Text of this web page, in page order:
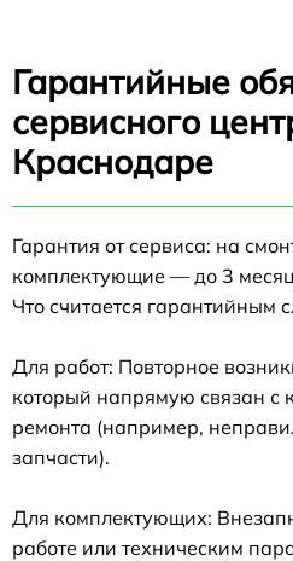
Гарантийные
сервисного
Краснодаре
Гарантия от сервиса: на
комплектующие — до 3
Что считается гарантийным
Для работ: Повторное
который напрямую связан с
ремонта (например,
запчасти).
Для комплектующих:
работе или техническим